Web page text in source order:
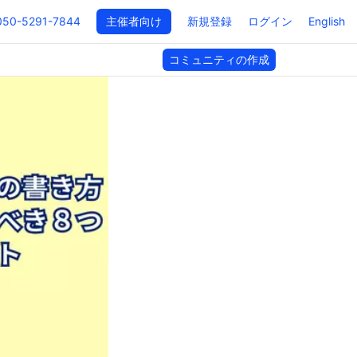
5291-7844 主催者向け 新規登録 ログイン English
コミュニティの作成